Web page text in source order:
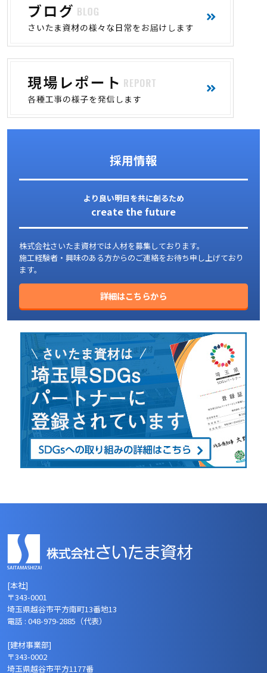
採用情報
より良い明日を共に創るため
create the future
株式会社さいたま資材では人材を募集しております。
施工経験者・興味のある方からのご連絡をお待ち申し上げており
ます。
詳細はこちらから
[本社]
〒343-0001
埼玉県越谷市平方南町13番地13
電話 : 048-979-2885（代表）
[建材事業部]
〒343-0002
埼玉県越谷市平方1177番